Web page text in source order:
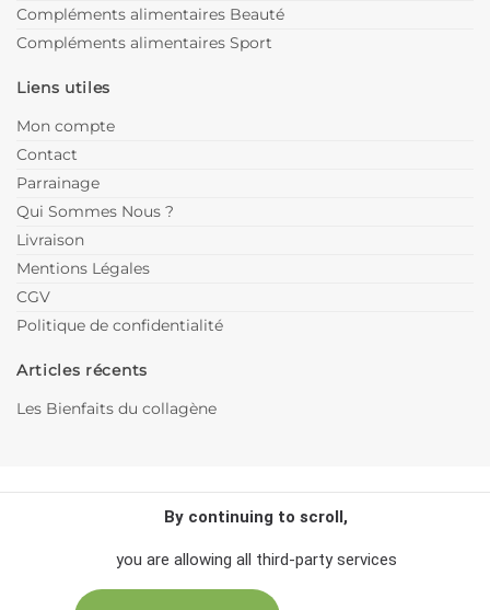
Compléments alimentaires Beauté
Compléments alimentaires Sport
Liens utiles
Mon compte
Contact
Parrainage
Qui Sommes Nous ?
Livraison
Mentions Légales
CGV
Politique de confidentialité
Articles récents
Les Bienfaits du collagène
By continuing to scroll,
you are allowing all third-party services